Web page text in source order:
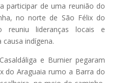
participar de uma reunião do
no norte de São Félix do
reuniu lideranças locais e
indígena.
e Burnier pegaram
do Araguaia rumo a Barra do